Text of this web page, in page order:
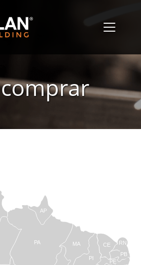
PE
RN
CE
PI
MA
AP
PA
PB